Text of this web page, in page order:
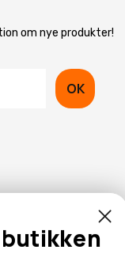
om nye produkter!
OK